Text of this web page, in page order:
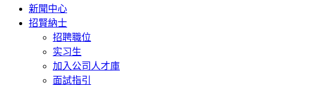
新聞中心
招賢納士
招聘職位
实习生
加入公司人才庫
面試指引